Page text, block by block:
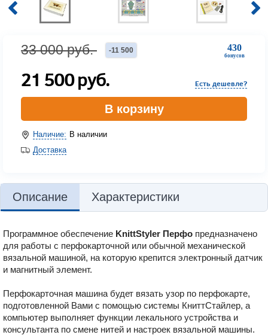
430
бонусов
33 000 руб. -11 500
21 500руб. Есть дешевле?
В корзину
Наличие: В наличии
Доставка
Описание Характеристики
Программное обеспечение KnittStyler Перфо предназначено
для работы с перфокарточной или обычной механической
вязальной машиной, на которую крепится электронный датчик
и магнитный элемент.
Перфокарточная машина будет вязать узор по перфокарте,
подготовленной Вами с помощью системы КниттСтайлер, а
компьютер выполняет функции лекального устройства и
консультанта по смене нитей и настроек вязальной машины.